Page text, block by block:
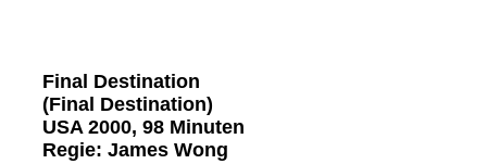
Final Destination
(Final Destination)
USA 2000, 98 Minuten
Regie: James Wong